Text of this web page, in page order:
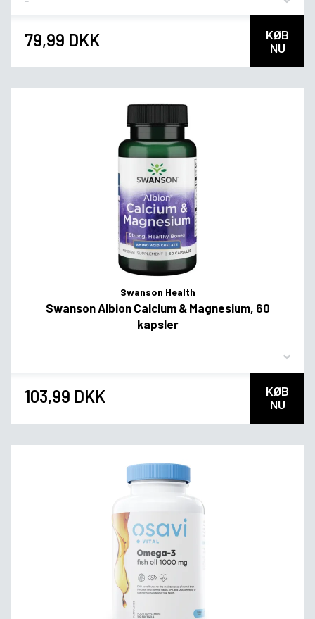
79,99 DKK
KØB
NU
Swanson Health
Swanson Albion Calcium & Magnesium, 60
kapsler
103,99 DKK
KØB
NU